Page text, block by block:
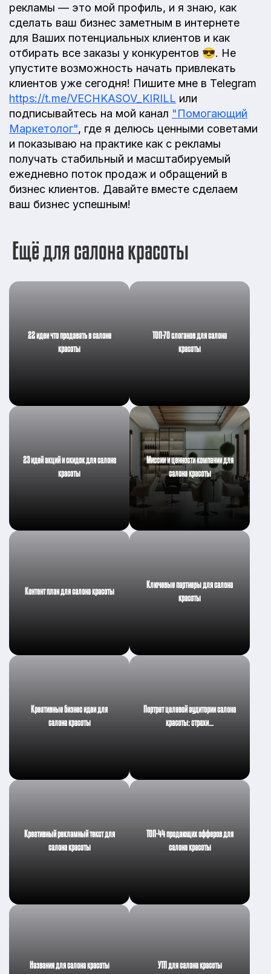
рекламы — это мой профиль, и я знаю, как
сделать ваш бизнес заметным в интернете
для Ваших потенциальных клиентов и как
отбирать все заказы у конкурентов 😎. Не
упустите возможность начать привлекать
клиентов уже сегодня! Пишите мне в Telegram
https://t.me/VECHKASOV_KIRILL или
подписывайтесь на мой канал "Помогающий
Маркетолог", где я делюсь ценными советами
и показываю на практике как с рекламы
получать стабильный и масштабируемый
ежедневно поток продаж и обращений в
бизнес клиентов. Давайте вместе сделаем
ваш бизнес успешным!
Ещё для салона красоты
22 идеи что продавать в салоне
красоты
ТОП-70 слоганов для салона
красоты
23 идей акций и скидок для салона
красоты
Миссии и ценности компании для
салона красоты
Контент план для салона красоты
Ключевые партнеры для салона
красоты
Креативные бизнес идеи для
салона красоты
Портрет целевой аудитории салона
красоты: страхи…
Креативный рекламный текст для
салона красоты
ТОП-44 продающих офферов для
салона красоты
Названия для салона красоты УТП для салона красоты